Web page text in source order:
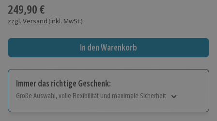
249,90 €
zzgl. Versand (inkl. MwSt.)
In den Warenkorb
Immer das richtige Geschenk:
Große Auswahl, volle Flexibilität und maximale Sicherheit